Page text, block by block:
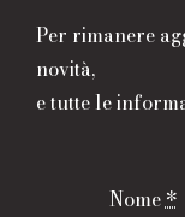
Per rimanere
novità,
e tutte le
Nome*